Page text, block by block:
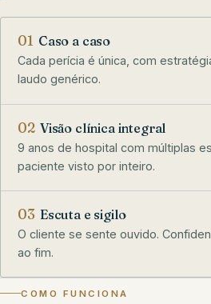
01 Caso a caso
Cada perícia é única, com
laudo genérico.
02 Visão clínica integral
9 anos de hospital com múltiplas
paciente visto por inteiro.
03 Escuta e sigilo
O cliente se sente ouvido.
ao fim.
COMO FUNCIONA